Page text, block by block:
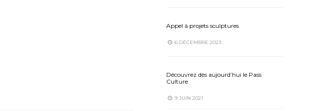
Appel à projets sculptures
6 DÉCEMBRE 2023
Découvrez dès aujourd’hui le Pass
Culture
9 JUIN 2021